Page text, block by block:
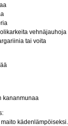
vehnäjauhoja
tai voita
kananmunaa
maito